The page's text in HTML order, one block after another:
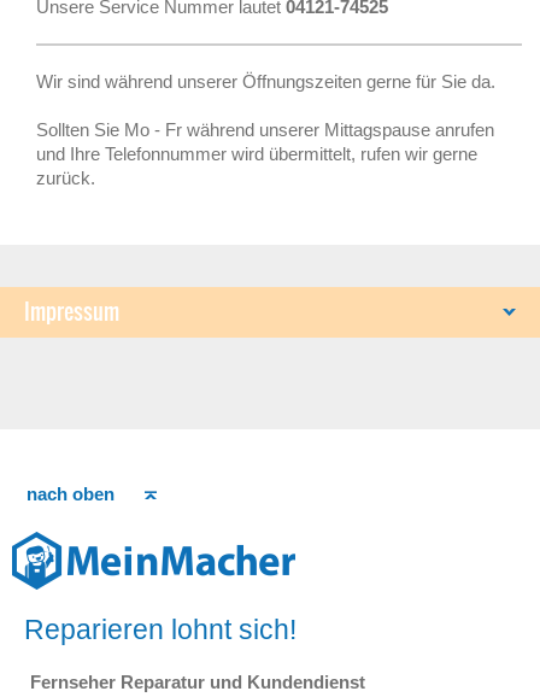
Unsere Service Nummer lautet 04121-74525
Wir sind während unserer Öffnungszeiten gerne für Sie da.
Sollten Sie Mo - Fr während unserer Mittagspause anrufen
und Ihre Telefonnummer wird übermittelt, rufen wir gerne
zurück.
Impressum
nach oben
Reparieren lohnt sich!
Fernseher Reparatur und Kundendienst